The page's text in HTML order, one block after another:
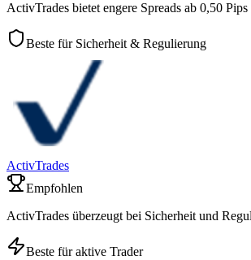
ActivTrades bietet engere Spreads ab 0,50
Beste für Sicherheit & Regulierung
ActivTrades
Empfohlen
ActivTrades überzeugt bei Sicherheit und
Beste für aktive Trader